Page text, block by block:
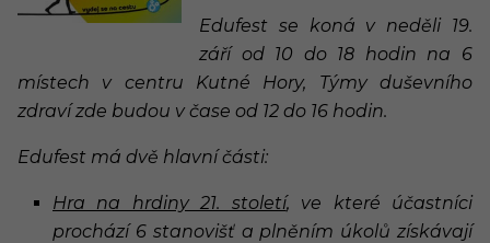
Edufest se koná v neděli 19.
září od 10 do 18 hodin na 6
místech v centru Kutné Hory, Týmy duševního
zdraví zde budou v čase od 12 do 16 hodin.
Edufest má dvě hlavní části:
Hra na hrdiny 21. století, ve které účastníci
prochází 6 stanovišť a plněním úkolů získávají